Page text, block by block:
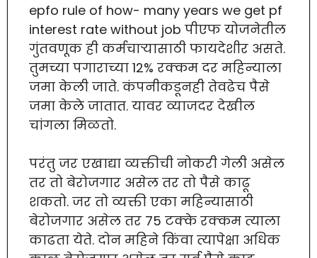
epfo rule of how- many years we get pf
interest rate without job पीएफ योजनेतील
गुंतवणूक ही कर्मचाऱ्यासाठी फायदेशीर असते.
तुमच्या पगाराच्या 12% रक्कम दर महिन्याला
जमा केली जाते. कंपनीकडूनही तेवढेच पैसे
जमा केले जातात. यावर व्याजदर देखील
चांगला मिळतो.
परंतु जर एखाद्या व्यक्तीची नोकरी गेली असेल
तर तो बेरोजगार असेल तर तो पैसे काढू
शकतो. जर तो व्यक्ती एका महिन्यासाठी
बेरोजगार असेल तर 75 टक्के रक्कम त्याला
काढता येते. दोन महिने किंवा त्यापेक्षा अधिक